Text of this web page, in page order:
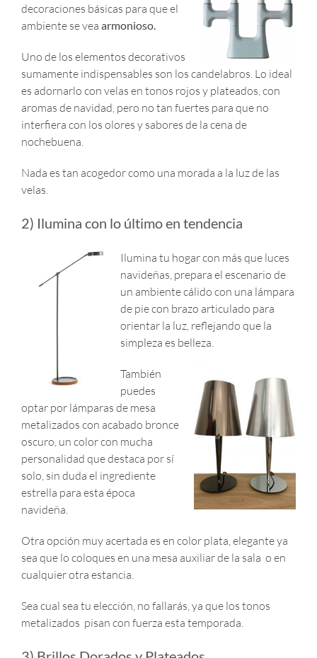
decoraciones básicas para que el
ambiente se vea armonioso.
Uno de los elementos decorativos
sumamente indispensables son los candelabros. Lo ideal
es adornarlo con velas en tonos rojos y plateados, con
aromas de navidad, pero no tan fuertes para que no
interfiera con los olores y sabores de la cena de
nochebuena.
Nada es tan acogedor como una morada a la luz de las
velas.
2) Ilumina con lo último en tendencia
Ilumina tu hogar con más que luces
navideñas, prepara el escenario de
un ambiente cálido con una lámpara
de pie con brazo articulado para
orientar la luz, reflejando que la
simpleza es belleza.
También
puedes
optar por lámparas de mesa
metalizados con acabado bronce
oscuro, un color con mucha
personalidad que destaca por sí
solo, sin duda el ingrediente
estrella para esta época
navideña.
Otra opción muy acertada es en color plata, elegante ya
sea que lo coloques en una mesa auxiliar de la sala o en
cualquier otra estancia.
Sea cual sea tu elección, no fallarás, ya que los tonos
metalizados pisan con fuerza esta temporada.